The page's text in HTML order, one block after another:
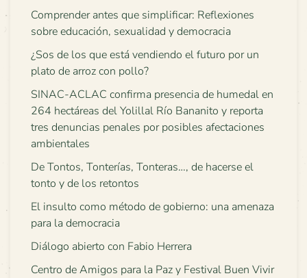
Comprender antes que simplificar: Reflexiones
sobre educación, sexualidad y democracia
¿Sos de los que está vendiendo el futuro por un
plato de arroz con pollo?
SINAC-ACLAC confirma presencia de humedal en
264 hectáreas del Yolillal Río Bananito y reporta
tres denuncias penales por posibles afectaciones
ambientales
De Tontos, Tonterías, Tonteras…, de hacerse el
tonto y de los retontos
El insulto como método de gobierno: una amenaza
para la democracia
Diálogo abierto con Fabio Herrera
Centro de Amigos para la Paz y Festival Buen Vivir